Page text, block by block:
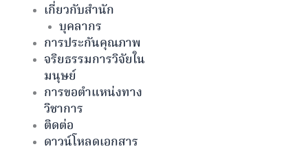
เกี่ยวกับสำนัก
บุคลากร
การประกันคุณภาพ
จริยธรรมการวิจัยใน
มนุษย์
การขอตำแหน่งทาง
วิชาการ
ติดต่อ
ดาวน์โหลดเอกสาร